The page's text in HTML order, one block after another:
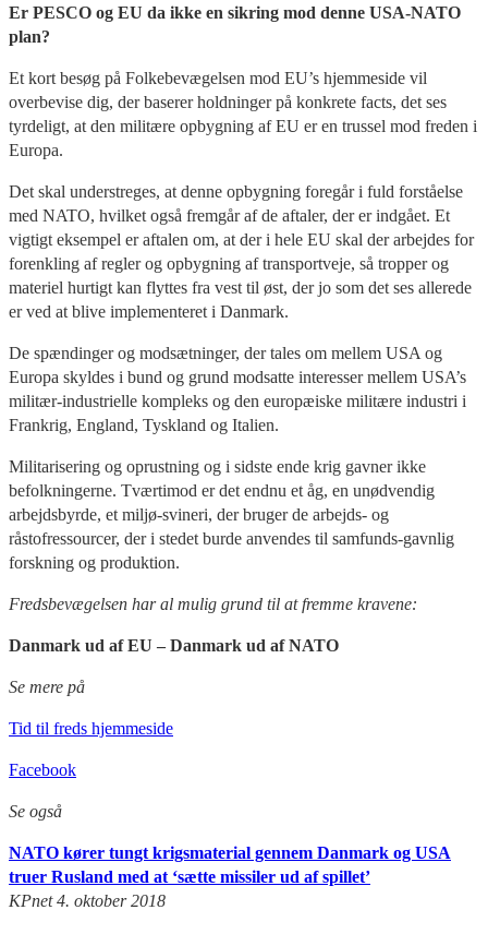
Er PESCO og EU da ikke en sikring mod denne USA-NATO
plan?
Et kort besøg på Folkebevægelsen mod EU’s hjemmeside vil
overbevise dig, der baserer holdninger på konkrete facts, det ses
tyrdeligt, at den militære opbygning af EU er en trussel mod freden i
Europa.
Det skal understreges, at denne opbygning foregår i fuld forståelse
med NATO, hvilket også fremgår af de aftaler, der er indgået. Et
vigtigt eksempel er aftalen om, at der i hele EU skal der arbejdes for
forenkling af regler og opbygning af transportveje, så tropper og
materiel hurtigt kan flyttes fra vest til øst, der jo som det ses allerede
er ved at blive implementeret i Danmark.
De spændinger og modsætninger, der tales om mellem USA og
Europa skyldes i bund og grund modsatte interesser mellem USA’s
militær-industrielle kompleks og den europæiske militære industri i
Frankrig, England, Tyskland og Italien.
Militarisering og oprustning og i sidste ende krig gavner ikke
befolkningerne. Tværtimod er det endnu et åg, en unødvendig
arbejdsbyrde, et miljø-svineri, der bruger de arbejds- og
råstofressourcer, der i stedet burde anvendes til samfunds-gavnlig
forskning og produktion.
Fredsbevægelsen har al mulig grund til at fremme kravene:
Danmark ud af EU – Danmark ud af NATO
Se mere på
Tid til freds hjemmeside
Facebook
Se også
NATO kører tungt krigsmaterial gennem Danmark og USA
truer Rusland med at ‘sætte missiler ud af spillet’
KPnet 4. oktober 2018